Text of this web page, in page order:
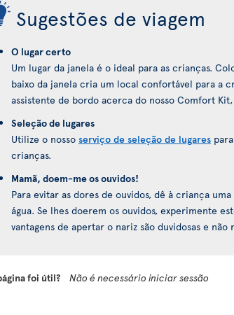
Sugestões de viagem
O lugar certo
Um lugar da janela é o ideal para as crianças.
baixo da janela cria um local confortável para a
assistente de bordo acerca do nosso Comfort
Seleção de lugares
Utilize o nosso serviço de seleção de lugares
crianças.
Mamã, doem-me os ouvidos!
Para evitar as dores de ouvidos, dê à criança
água. Se lhes doerem os ouvidos, experimente
vantagens de apertar o nariz são duvidosas e
foi útil? Não é necessário iniciar sessão